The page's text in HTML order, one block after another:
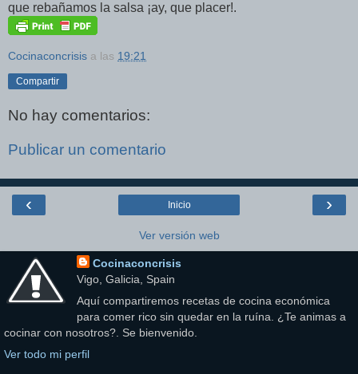
que rebañamos la salsa ¡ay, que placer!.
Cocinaconcrisis a las 19:21
Compartir
No hay comentarios:
Publicar un comentario
‹ ›
Inicio
Ver versión web
Cocinaconcrisis
Vigo, Galicia, Spain
Aquí compartiremos recetas de cocina económica
para comer rico sin quedar en la ruína. ¿Te animas a
cocinar con nosotros?. Se bienvenido.
Ver todo mi perfil